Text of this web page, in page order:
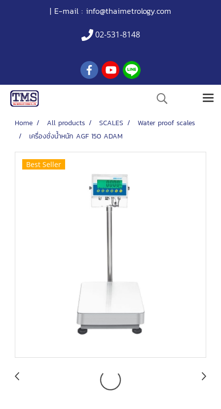
| E-mail : info@thaimetrology.com
02-531-8148
Home All products SCALES
Water proof scales
เครื่องชั่งน้ำหนัก AGF 150 ADAM
Best Seller